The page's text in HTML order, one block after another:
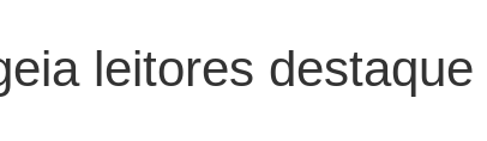
leitores